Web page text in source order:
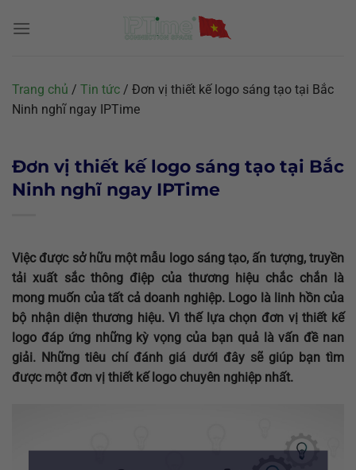
đến
Trang chủ / Tin tức / Đơn vị thiết kế logo sáng tạo tại Bắc
Ninh nghĩ ngay IPTime
Đơn vị thiết kế logo sáng tạo tại Bắc
Ninh nghĩ ngay IPTime
Việc được sở hữu một mẫu logo sáng tạo, ấn tượng, truyền
tải xuất sắc thông điệp của thương hiệu chắc chắn là
mong muốn của tất cả doanh nghiệp. Logo là linh hồn của
bộ nhận diện thương hiệu. Vì thế lựa chọn đơn vị thiết kế
logo đáp ứng những kỳ vọng của bạn quả là vấn đề nan
giải. Những tiêu chí đánh giá dưới đây sẽ giúp bạn tìm
được một đơn vị thiết kế logo chuyên nghiệp nhất.